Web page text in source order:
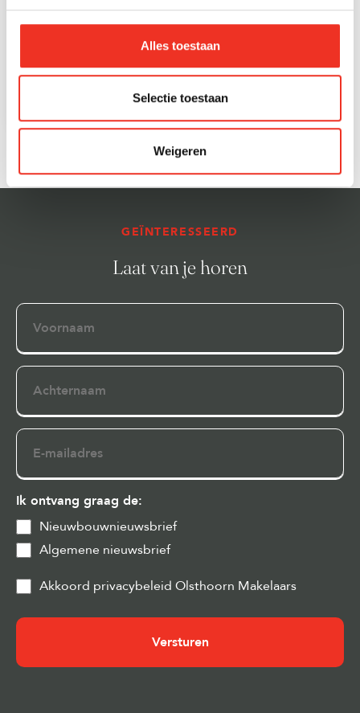
Alles toestaan
Selectie toestaan
Weigeren
Aantal badkamers 1
Badkamervoorzieningen
Ligbad, toilet, douche,
wastafel
5 m
GEÏNTERESSEERD
Laat van je horen
Voornaam
Achternaam
E-
mailadres
Ik ontvang graag de:
Nieuwbouwnieuwsbrief
Algemene nieuwsbrief
Privacy
Cookies
Akkoord privacybeleid Olsthoorn Makelaars